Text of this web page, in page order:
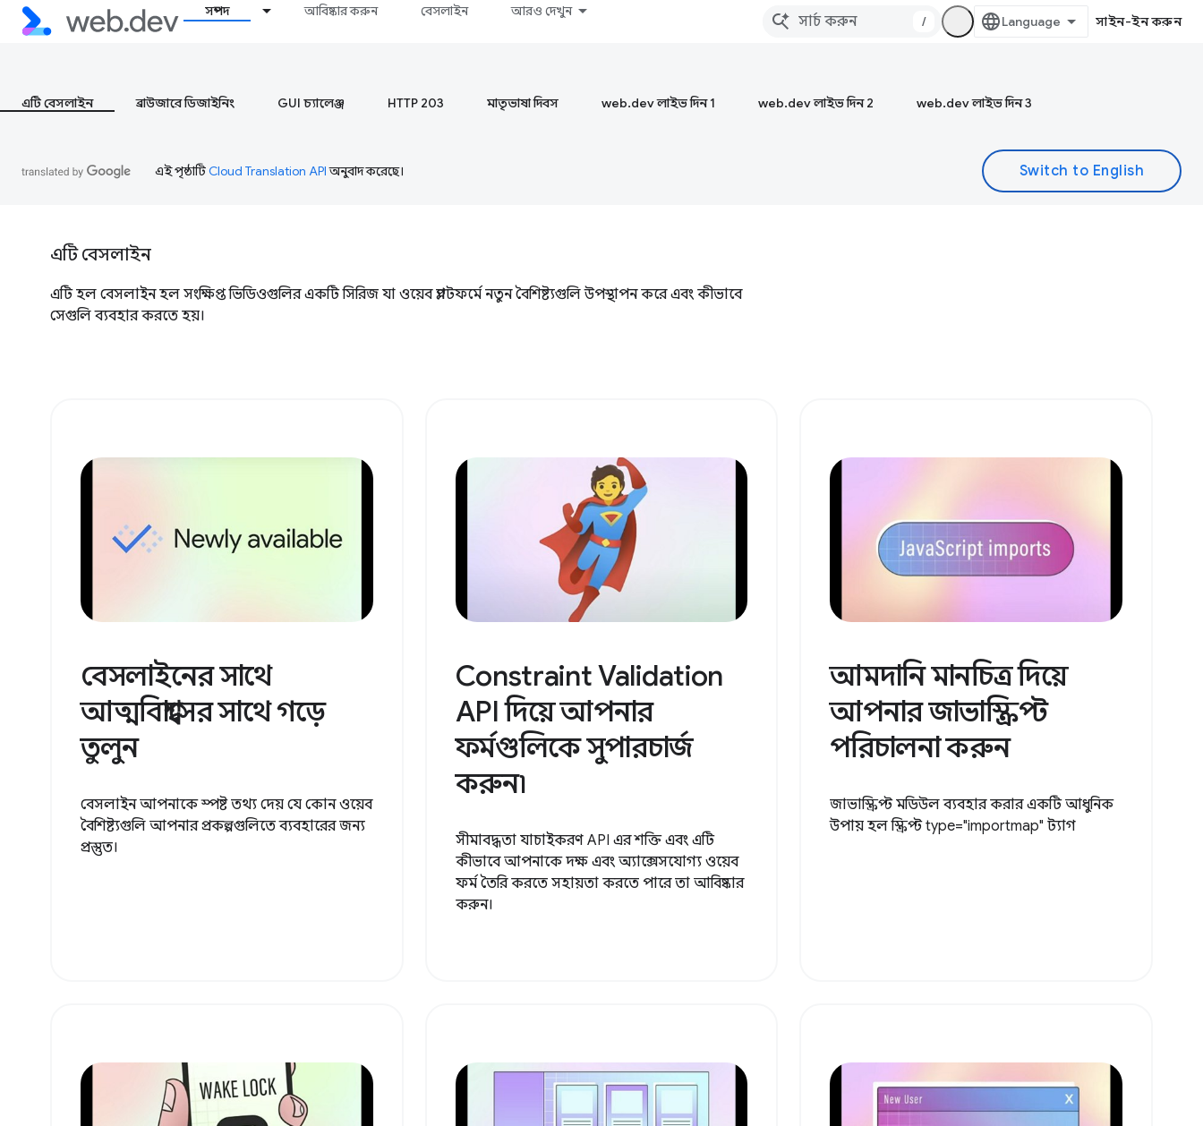
সম্পদ আবিষ্কার করুন বেসলাইন আরও দেখুন
/ সাইন-ইন করুন
এটি বেসলাইন ব্রাউজারে ডিজাইনিং GUI চ্যালেঞ্জ HTTP 203 মাতৃভাষা দিবস web.dev লাইভ দিন 1 web.dev লাইভ দিন 2 web.dev লাইভ দিন 3
এই পৃষ্ঠাটিCloud Translation APIঅনুবাদ করেছে।
এটি বেসলাইন
এটি হল বেসলাইন হল সংক্ষিপ্ত ভিডিওগুলির একটি সিরিজ যা ওয়েব প্ল্যাটফর্মে নতুন বৈশিষ্ট্যগুলি উপস্থাপন করে এবং কীভাবে
সেগুলি ব্যবহার করতে হয়।
বেসলাইনের সাথে
আত্মবিশ্বাসের সাথে গড়ে
তুলুন
বেসলাইন আপনাকে স্পষ্ট তথ্য দেয় যে কোন ওয়েব
বৈশিষ্ট্যগুলি আপনার প্রকল্পগুলিতে ব্যবহারের জন্য
প্রস্তুত।
Constraint Validation
API দিয়ে আপনার
ফর্মগুলিকে সুপারচার্জ
করুন৷
সীমাবদ্ধতা যাচাইকরণ API এর শক্তি এবং এটি
কীভাবে আপনাকে দক্ষ এবং অ্যাক্সেসযোগ্য ওয়েব
ফর্ম তৈরি করতে সহায়তা করতে পারে তা আবিষ্কার
করুন।
আমদানি মানচিত্র দিয়ে
আপনার জাভাস্ক্রিপ্ট
পরিচালনা করুন
জাভাস্ক্রিপ্ট মডিউল ব্যবহার করার একটি আধুনিক
উপায় হল স্ক্রিপ্ট type="importmap" ট্যাগ